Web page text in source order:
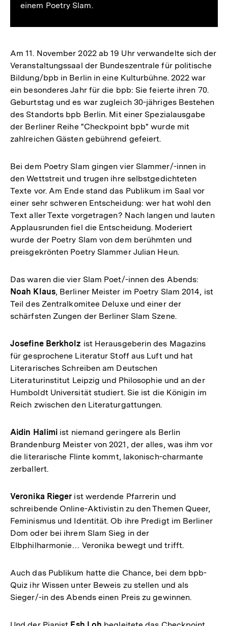
einem Poetry Slam.
Am 11. November 2022 ab 19 Uhr verwandelte sich der
Veranstaltungssaal der Bundeszentrale für politische
Bildung/bpb in Berlin in eine Kulturbühne. 2022 war
ein besonderes Jahr für die bpb: Sie feierte ihren 70.
Geburtstag und es war zugleich 30-jähriges Bestehen
des Standorts bpb Berlin. Mit einer Spezialausgabe
der Berliner Reihe "Checkpoint bpb" wurde mit
zahlreichen Gästen gebührend gefeiert.
Bei dem Poetry Slam gingen vier Slammer/-innen in
den Wettstreit und trugen ihre selbstgedichteten
Texte vor. Am Ende stand das Publikum im Saal vor
einer sehr schweren Entscheidung: wer hat wohl den
Text aller Texte vorgetragen? Nach langen und lauten
Applausrunden fiel die Entscheidung. Moderiert
wurde der Poetry Slam von dem berühmten und
preisgekrönten Poetry Slammer Julian Heun.
Das waren die vier Slam Poet/-innen des Abends:
Noah Klaus, Berliner Meister im Poetry Slam 2014, ist
Teil des Zentralkomitee Deluxe und einer der
schärfsten Zungen der Berliner Slam Szene.
Josefine Berkholz ist Herausgeberin des Magazins
für gesprochene Literatur Stoff aus Luft und hat
Literarisches Schreiben am Deutschen
Literaturinstitut Leipzig und Philosophie und an der
Humboldt Universität studiert. Sie ist die Königin im
Reich zwischen den Literaturgattungen.
Aidin Halimi ist niemand geringere als Berlin
Brandenburg Meister von 2021, der alles, was ihm vor
die literarische Flinte kommt, lakonisch-charmante
zerballert.
Veronika Rieger ist werdende Pfarrerin und
schreibende Online-Aktivistin zu den Themen Queer,
Feminismus und Identität. Ob ihre Predigt im Berliner
Dom oder bei ihrem Slam Sieg in der
Elbphilharmonie… Veronika bewegt und trifft.
Auch das Publikum hatte die Chance, bei dem bpb-
Quiz ihr Wissen unter Beweis zu stellen und als
Sieger/-in des Abends einen Preis zu gewinnen.